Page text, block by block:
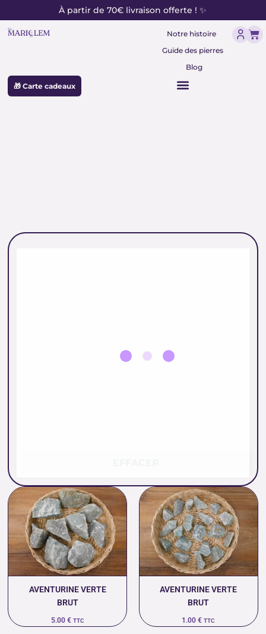
au
contenu
À partir de 70€ livraison offerte ! ✨
Notre histoire
Guide des pierres
Blog
🎁 Carte cadeaux
AVENTURINE VERTE
BRUT
5.00 € TTC
AVENTURINE VERTE
BRUT
1.00€ TTC